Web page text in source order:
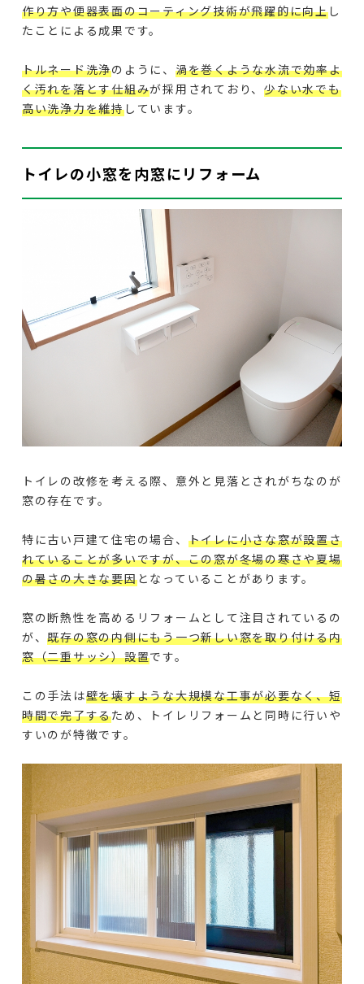
作り方や便器表面のコーティング技術が飛躍的に向上し
たことによる成果です。
トルネード洗浄のように、 渦を巻くような水流で効率よ
く汚れを落とす仕組みが採用されており、少ない水でも
高い洗浄力を維持しています。
トイレの小窓を内窓にリフォーム
トイレの改修を考える際、意外と見落とされがちなのが
窓の存在です。
特に古い戸建て住宅の場合、 トイレに小さな窓が設置さ
れていることが多いですが、この窓が冬場の寒さや夏場
の暑さの大きな要因となっていることがあります。
窓の断熱性を高めるリフォームとして注目されているの
が、既存の窓の内側にもう一つ新しい窓を取り付ける内
窓（二重サッシ）設置です。
この手法は壁を壊すような大規模な工事が必要なく、短
時間で完了するため、トイレリフォームと同時に行いや
すいのが特徴です。